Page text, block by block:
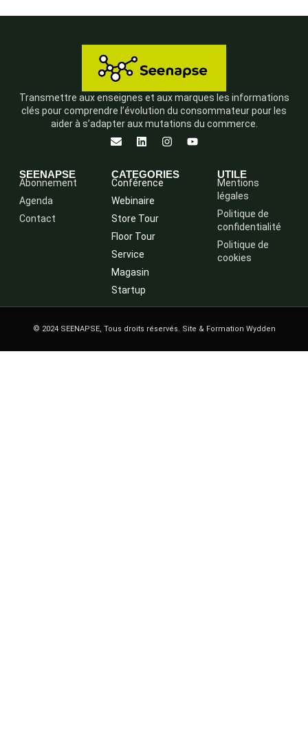
Transmettre aux enseignes et aux marques les informations
clés pour comprendre l’évolution du consommateur pour les
aider à s’adapter aux mutations du commerce.
SEENAPSE
Abonnement
Agenda
Contact
CATEGORIES
Conférence
Webinaire
Store Tour
Floor Tour
Service
Magasin
Startup
UTILE
Mentions
légales
Politique de
confidentialité
Politique de
cookies
© 2024 SEENAPSE, Tous droits réservés. Site & Formation Wydden